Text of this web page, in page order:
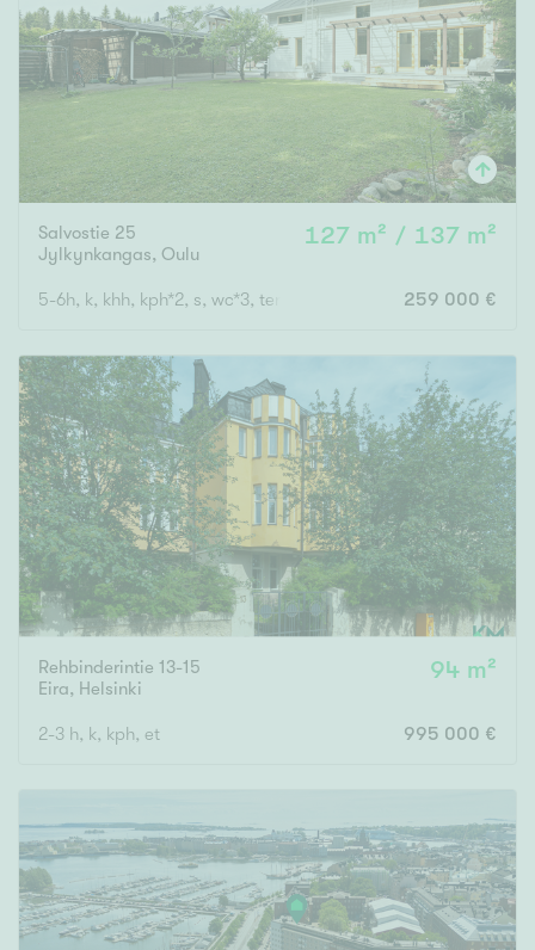
Salvostie 25
Jylkynkangas, Oulu
127 m² / 137 m²
5-6h, k, khh, kph*2, s, wc*3, terassi, parveke, ak259 000 €
Rehbinderintie 13-15
Eira, Helsinki
94 m²
2-3 h, k, kph, et 995 000 €